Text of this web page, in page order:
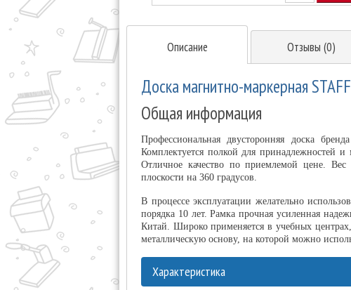
Описание Отзывы (0)
Доска магнитно-маркерная
Общая информация
Профессиональная двусторонняя доска
Комплектуется полкой для принадлежностей и
Отличное качество по приемлемой цене. Вес
плоскости на 360 градусов.
В процессе эксплуатации желательно
порядка 10 лет. Рамка прочная усиленная
Китай. Широко применяется в учебных
металлическую основу, на которой можно
Характеристика